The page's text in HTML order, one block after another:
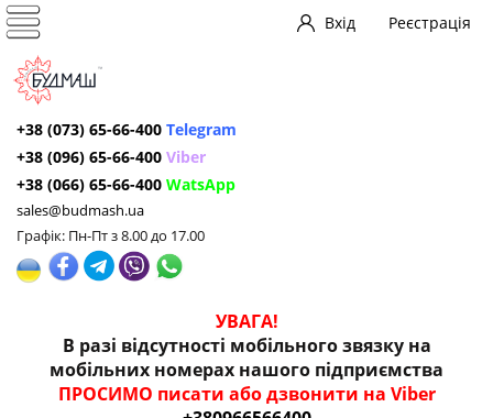
Вхід Реєстрація
+38 (073) 65-66-400 Telegram
+38 (096) 65-66-400 Viber
+38 (066) 65-66-400 WatsApp
sales@budmash.ua
Графік: Пн-Пт з 8.00 до 17.00
УВАГА!
В разі відсутності мобільного звязку на
мобільних номерах нашого підприємства
ПРОСИМО писати або дзвонити на Viber